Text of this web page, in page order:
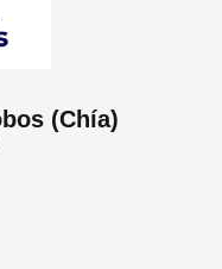
(Chía)